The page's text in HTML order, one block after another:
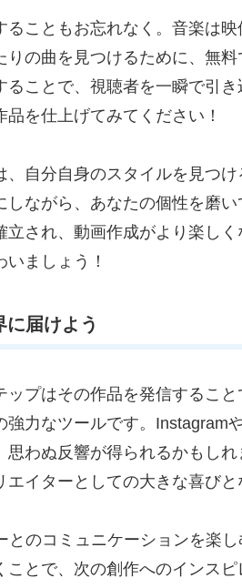
ることもお忘れなく。音楽は
の曲を見つけるために、無
ことで、視聴者を一瞬で引き
を仕上げてみてください！
、自分自身のスタイルを見つ
しながら、あなたの個性を磨
立され、動画作成がより楽し
ましょう！
届けよう
プはその作品を発信するこ
強力なツールです。Instagram
思わぬ反響が得られるかもし
イターとしての大きな喜びと
とのコミュニケーションを楽
ことで、次の創作へのインス